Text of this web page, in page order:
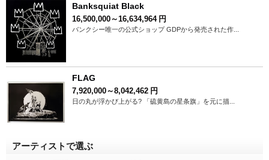
Banksquiat Black
16,500,000～16,634,964 円
バンクシー唯一の公式ショップ GDPから発売された作...
FLAG
7,920,000～8,042,462 円
日の丸が浮かび上がる? 「硫黄島の星条旗」を元に描...
アーティストで選ぶ